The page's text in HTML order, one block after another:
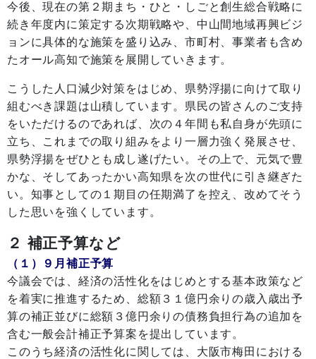
今後、現在の第２期まち・ひと・しごと創生総合戦略に
続き年度内に策定する次期戦略や、中山間地域再興ビジ
ョンに具体的な施策を盛り込み、市町村、事業者も含め
たオール高知で施策を展開していきます。
こうした人口減少対策をはじめ、県勢浮揚に向けて取り
組むべき課題は山積しています。県民の皆さんのご支持
をいただけるのであれば、次の４年間も私自身が先頭に
立ち、これまでの取り組みをより一層力強く発展させ、
県勢浮揚をぜひとも成し遂げたい。その上で、元気で豊
かな、そしてあったかい高知県を次の世代に引き継ぎた
い。知事としての１期目の任期満了を控え、改めてそう
した思いを強くしています。
２ 補正予算など
（１）９月補正予算
今議会では、経済の活性化をはじめとする基本政策など
を着実に推進するため、総額３１億円余りの歳入歳出予
算の補正並びに総額３億円余りの債務負担行為の追加を
含む一般会計補正予算案を提出しています。
このうち経済の活性化に関しては、大阪市梅田における